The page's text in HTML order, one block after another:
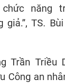
năng
giả.”, TS.
Trần Triều
Công an